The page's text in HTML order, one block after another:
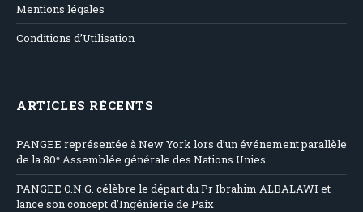
Mentions légales
Conditions d’Utilisation
ARTICLES RÉCENTS
PANGEE représentée à New York lors d’un événement parallèle
de la 80ᵉ Assemblée générale des Nations Unies
PANGEE O.N.G. célèbre le départ du Pr Ibrahim ALBALAWI et
lance son concept d’Ingénierie de Paix